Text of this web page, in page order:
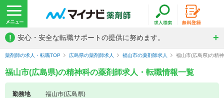
! 安心・安全な転職サポートの提供に努めます。
薬剤師の求人・転職TOP 広島県の薬剤師求人 福山市の薬剤師求人 福山市(広島県)の精
福山市(広島県)の精神科の薬剤師求人・転職情報一覧
勤務地
福山市(広島県)